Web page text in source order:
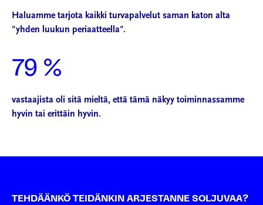
Haluamme tarjota kaikki turvapalvelut saman katon alta
"yhden luukun periaatteella".
79 %
vastaajista oli sitä mieltä, että tämä näkyy toiminnassamme
hyvin tai erittäin hyvin.
TEHDÄÄNKÖ TEIDÄNKIN ARJESTANNE SOLJUVAA?